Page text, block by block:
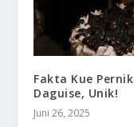
Fakta Kue
Daguise, Unik!
Juni 26, 2025